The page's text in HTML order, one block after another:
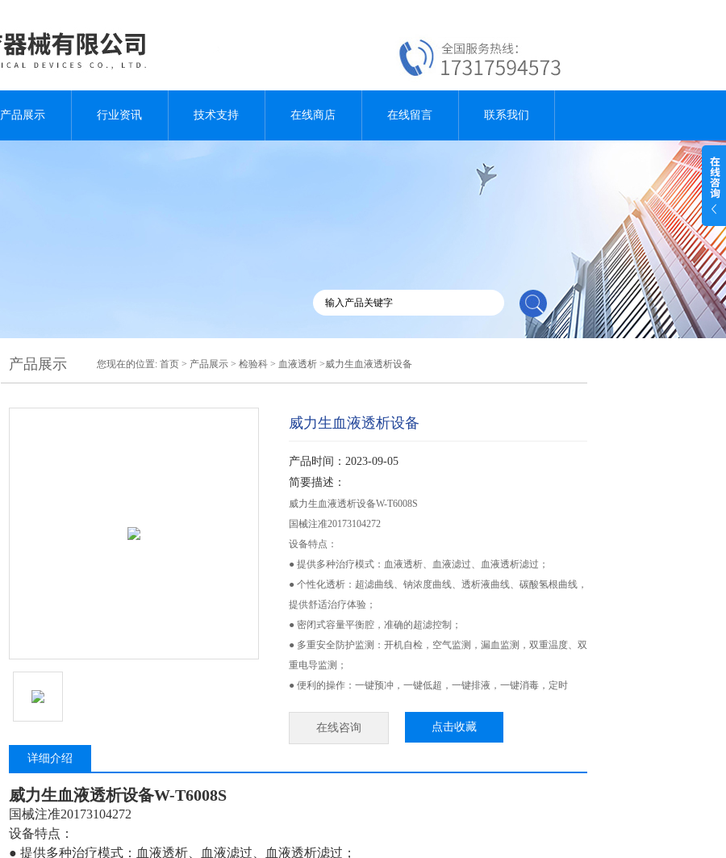
产品展示 行业资讯 技术支持 在线商店 在线留言 联系我们
产品展示 您现在的位置: 首页 > 产品展示 > 检验科 > 血液透析 >威力生血液透析设备
威力生血液透析设备
产品时间：2023-09-05
简要描述：
威力生血液透析设备W-T6008S
国械注准20173104272
设备特点：
● 提供多种治疗模式：血液透析、血液滤过、血液透析滤过；
● 个性化透析：超滤曲线、钠浓度曲线、透析液曲线、碳酸氢根曲线，
提供舒适治疗体验；
● 密闭式容量平衡腔，准确的超滤控制；
● 多重安全防护监测：开机自检，空气监测，漏血监测，双重温度、双
重电导监测；
● 便利的操作：一键预冲，一键低超，一键排液，一键消毒，定时
在线咨询 点击收藏
详细介绍
威力生血液透析设备W-T6008S
国械注准20173104272
设备特点：
● 提供多种治疗模式：血液透析、血液滤过、血液透析滤过；